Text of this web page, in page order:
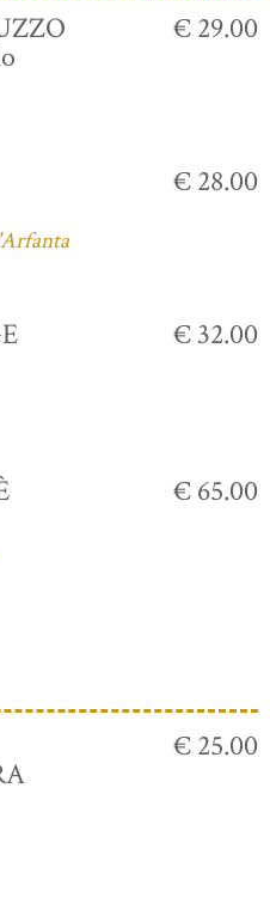
€ 29.00
€ 28.00
€ 32.00
€ 65.00
€ 25.00